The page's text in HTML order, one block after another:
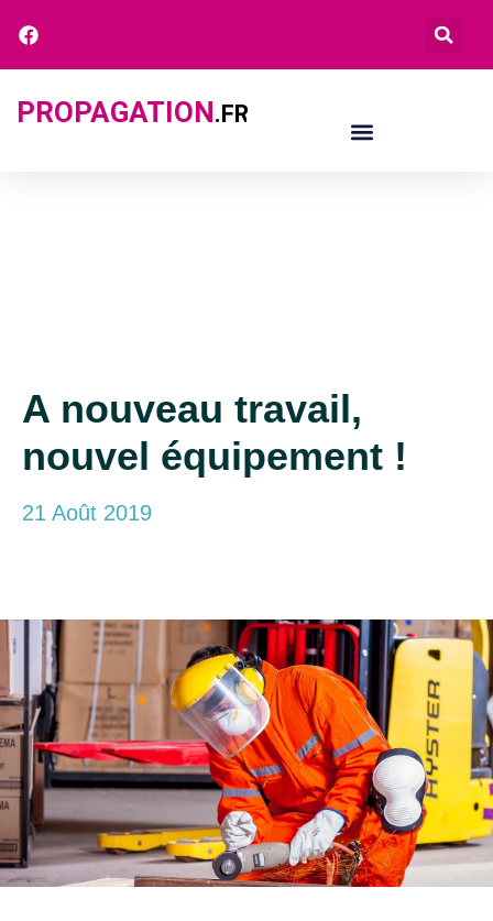
PROPAGATION.FR
A nouveau travail,
nouvel équipement !
21 Août 2019